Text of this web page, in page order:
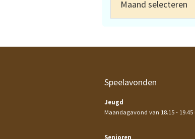
Speelavonden
Jeugd
Maandagavond van 18.15 - 19.45
Senioren